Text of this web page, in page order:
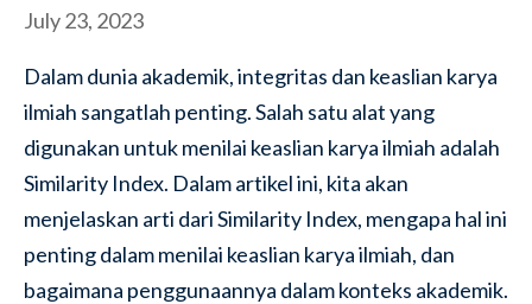
July 23, 2023
Dalam dunia akademik, integritas dan keaslian karya
ilmiah sangatlah penting. Salah satu alat yang
digunakan untuk menilai keaslian karya ilmiah adalah
Similarity Index. Dalam artikel ini, kita akan
menjelaskan arti dari Similarity Index, mengapa hal ini
penting dalam menilai keaslian karya ilmiah, dan
bagaimana penggunaannya dalam konteks akademik.